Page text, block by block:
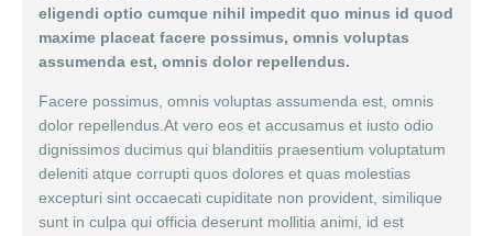
eligendi optio cumque nihil impedit quo minus id quod
maxime placeat facere possimus, omnis voluptas
assumenda est, omnis dolor repellendus.
Facere possimus, omnis voluptas assumenda est, omnis
dolor repellendus.At vero eos et accusamus et iusto odio
dignissimos ducimus qui blanditiis praesentium voluptatum
deleniti atque corrupti quos dolores et quas molestias
excepturi sint occaecati cupiditate non provident, similique
sunt in culpa qui officia deserunt mollitia animi, id est